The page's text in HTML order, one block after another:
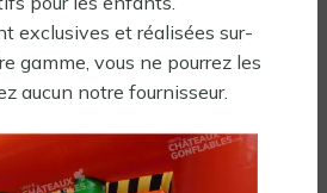
exclusives et réalisées sur-
gamme, vous ne pourrez les
aucun notre fournisseur.
Château gonflable Dinosaure
d’occasion